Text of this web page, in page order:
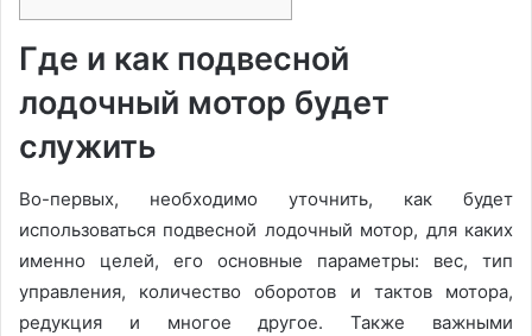
Где и как подвесной
лодочный мотор будет
служить
Во-первых, необходимо уточнить, как будет
использоваться подвесной лодочный мотор, для каких
именно целей, его основные параметры: вес, тип
управления, количество оборотов и тактов мотора,
редукция и многое другое. Также важными